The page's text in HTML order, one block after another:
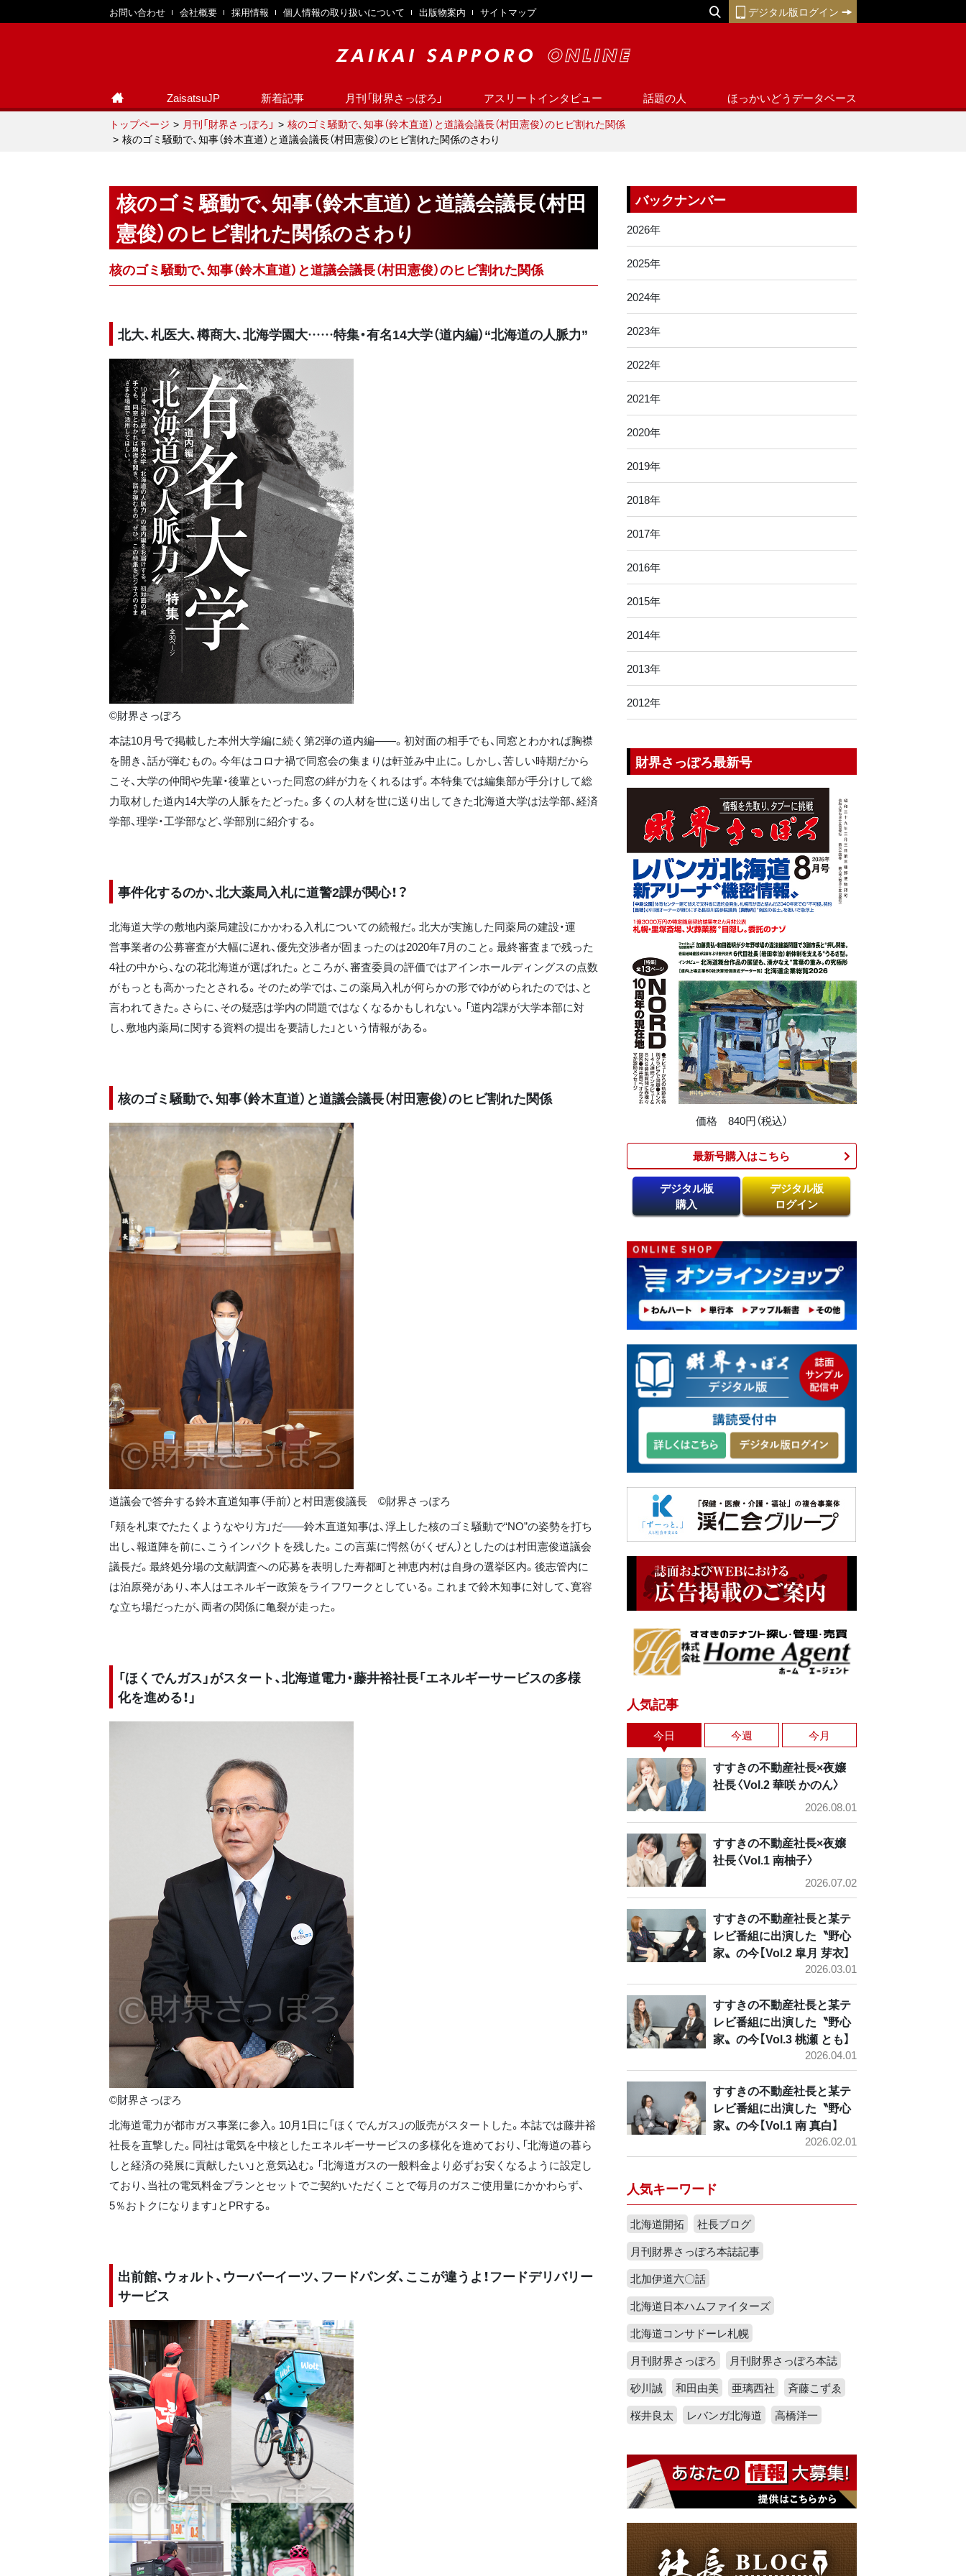
お問い合わせ 会社概要 採用情報 個人情報の取り扱いについて 出版物案内 サイトマップ デジタル版ログイン
ZaisatsuJP 新着記事 月刊「財界さっぽろ」 アスリートインタビュー 話題の人 ほっかいどうデータベース
トップページ 月刊「財界さっぽろ」
核のゴミ騒動で、知事（鈴木直道）と道議会議長（村田憲俊）のヒビ割れた関係
核のゴミ騒動で、知事（鈴木直道）と道議会議長（村田憲俊）のヒビ割れた関係のさわり
核のゴミ騒動で、知事（鈴木直道）と道議会議長（村田
憲俊）のヒビ割れた関係のさわり
核のゴミ騒動で、知事（鈴木直道）と道議会議長（村田憲俊）のヒビ割れた関係
北大、札医大、樽商大、北海学園大……特集・有名14大学（道内編）“北海道の人脈力”
©財界さっぽろ
本誌10月号で掲載した本州大学編に続く第2弾の道内編――。初対面の相手でも、同窓とわかれば胸襟
を開き、話が弾むもの。今年はコロナ禍で同窓会の集まりは軒並み中止に。しかし、苦しい時期だから
こそ、大学の仲間や先輩・後輩といった同窓の絆が力をくれるはず。本特集では編集部が手分けして総
力取材した道内14大学の人脈をたどった。多くの人材を世に送り出してきた北海道大学は法学部、経済
学部、理学・工学部など、学部別に紹介する。
事件化するのか、北大薬局入札に道警2課が関心！？
北海道大学の敷地内薬局建設にかかわる入札についての続報だ。北大が実施した同薬局の建設・運
営事業者の公募審査が大幅に遅れ、優先交渉者が固まったのは2020年7月のこと。最終審査まで残った
4社の中から、なの花北海道が選ばれた。ところが、審査委員の評価ではアインホールディングスの点数
がもっとも高かったとされる。そのため学では、この薬局入札が何らかの形でゆがめられたのでは、と
言われてきた。さらに、その疑惑は学内の問題ではなくなるかもしれない。「道内2課が大学本部に対
し、敷地内薬局に関する資料の提出を要請した」という情報がある。
核のゴミ騒動で、知事（鈴木直道）と道議会議長（村田憲俊）のヒビ割れた関係
道議会で答弁する鈴木直道知事（手前）と村田憲俊議長 ©財界さっぽろ
「頬を札束でたたくようなやり方」だ――鈴木直道知事は、浮上した核のゴミ騒動で“NO”の姿勢を打ち
出し、報道陣を前に、こうインパクトを残した。この言葉に愕然（がくぜん）としたのは村田憲俊道議会
議長だ。最終処分場の文献調査への応募を表明した寿都町と神恵内村は自身の選挙区内。後志管内に
は泊原発があり、本人はエネルギー政策をライフワークとしている。これまで鈴木知事に対して、寛容
な立ち場だったが、両者の関係に亀裂が走った。
「ほくでんガス」がスタート、北海道電力・藤井裕社長「エネルギーサービスの多様
化を進める！」
©財界さっぽろ
北海道電力が都市ガス事業に参入。10月1日に「ほくでんガス」の販売がスタートした。本誌では藤井裕
社長を直撃した。同社は電気を中核としたエネルギーサービスの多様化を進めており、「北海道の暮ら
しと経済の発展に貢献したい」と意気込む。「北海道ガスの一般料金より必ずお安くなるように設定し
ており、当社の電気料金プランとセットでご契約いただくことで毎月のガスご使用量にかかわらず、
5％おトクになります」とPRする。
出前館、ウォルト、ウーバーイーツ、フードパンダ、ここが違うよ！フードデリバリー
サービス
バックナンバー
2026年
2025年
2024年
2023年
2022年
2021年
2020年
2019年
2018年
2017年
2016年
2015年
2014年
2013年
2012年
財界さっぽろ最新号
価格 840円（税込）
最新号購入はこちら​
デジタル版
購入
デジタル版
ログイン
人気記事
今日 今週 今月
すすきの不動産社長×夜嬢
社長〈Vol.2 華咲 かのん〉
2026.08.01
すすきの不動産社長×夜嬢
社長〈Vol.1 南柚子〉
2026.07.02
すすきの不動産社長と某テ
レビ番組に出演した〝野心
家〟の今【Vol.2 皐月 芽衣】
2026.03.01
すすきの不動産社長と某テ
レビ番組に出演した〝野心
家〟の今【Vol.3 桃瀬 とも】
2026.04.01
すすきの不動産社長と某テ
レビ番組に出演した〝野心
家〟の今【Vol.1 南 真白】
2026.02.01
人気キーワード
北海道開拓
社長ブログ
月刊財界さっぽろ本誌記事
北加伊道六〇話
北海道日本ハムファイターズ
北海道コンサドーレ札幌
月刊財界さっぽろ
月刊財界さっぽろ本誌
砂川誠
和田由美 亜璃西社
斉藤こずゑ
桜井良太
レバンガ北海道 高橋洋一